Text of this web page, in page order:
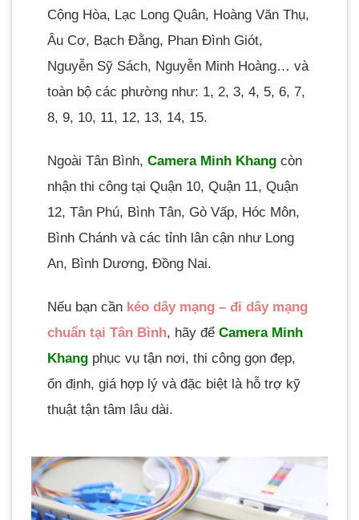
Cộng Hòa, Lạc Long Quân, Hoàng Văn Thụ,
Âu Cơ, Bạch Đằng, Phan Đình Giót,
Nguyễn Sỹ Sách, Nguyễn Minh Hoàng… và
toàn bộ các phường như: 1, 2, 3, 4, 5, 6, 7,
8, 9, 10, 11, 12, 13, 14, 15.
Ngoài Tân Bình, Camera Minh Khang còn
nhận thi công tại Quận 10, Quận 11, Quận
12, Tân Phú, Bình Tân, Gò Vấp, Hóc Môn,
Bình Chánh và các tỉnh lân cận như Long
An, Bình Dương, Đồng Nai.
Nếu bạn cần kéo dây mạng – đi dây mạng
chuẩn tại Tân Bình, hãy để Camera Minh
Khang phục vụ tận nơi, thi công gọn đẹp,
ổn định, giá hợp lý và đặc biệt là hỗ trợ kỹ
thuật tận tâm lâu dài.